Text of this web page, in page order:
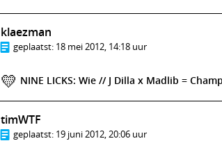
klaezman
geplaatst: 18 mei 2012, 14:18 uur
💛 NINE LICKS: Wie // J Dilla x Madlib =
timWTF
geplaatst: 19 juni 2012, 20:06 uur